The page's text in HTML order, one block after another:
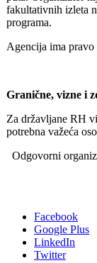
fakultativnih izleta
programa.
Agencija ima pravo
Granične, vizne i
Za državljane RH
potrebna važeća
Odgovorni
Facebook
Google Plus
LinkedIn
Twitter